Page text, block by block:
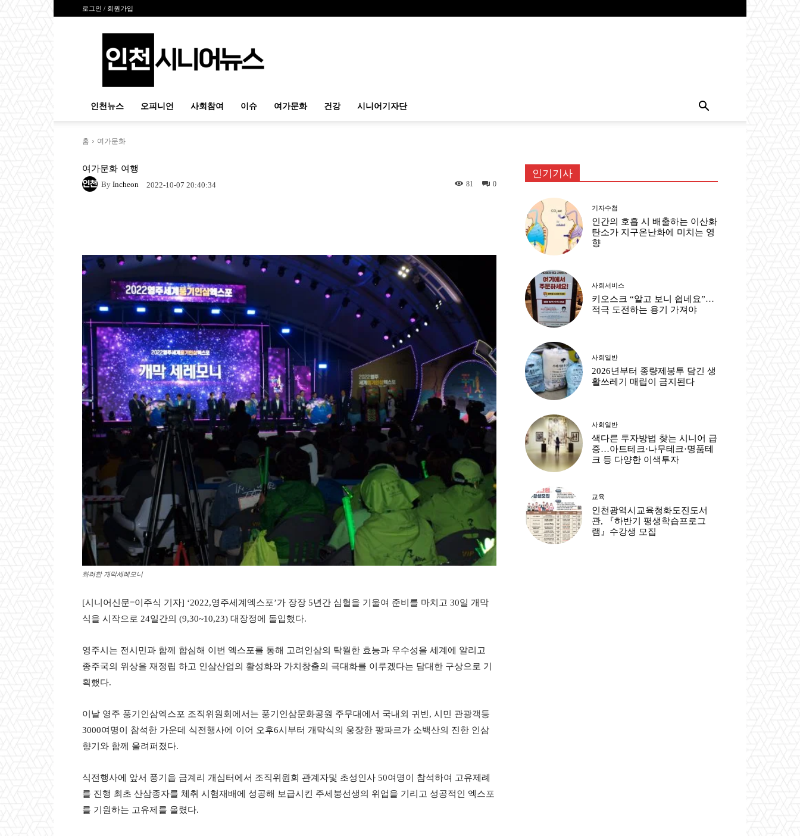
로그인 / 회원가입
시
인천뉴스 오피니언 사회참여 이슈 여가문화 건강 시니어기자단
홈 여가문화
여가문화 여행
By Incheon 2022-10-07 20:40:34 0
81
화려한 개막세레모니
[시니어신문=이주식 기자] ‘2022,영주세계엑스포’가 장장 5년간 심혈을 기울여 준비를 마치고 30일 개막
식을 시작으로 24일간의 (9,30~10,23) 대장정에 돌입했다.
영주시는 전시민과 함께 합심해 이번 엑스포를 통해 고려인삼의 탁월한 효능과 우수성을 세계에 알리고
종주국의 위상을 재정립 하고 인삼산업의 활성화와 가치창출의 극대화를 이루겠다는 담대한 구상으로 기
획했다.
이날 영주 풍기인삼엑스포 조직위원회에서는 풍기인삼문화공원 주무대에서 국내외 귀빈, 시민 관광객등
3000여명이 참석한 가운데 식전행사에 이어 오후6시부터 개막식의 웅장한 팡파르가 소백산의 진한 인삼
향기와 함께 울려퍼졌다.
식전행사에 앞서 풍기읍 금계리 개심터에서 조직위원회 관계자및 초성인사 50여명이 참석하여 고유제례
를 진행 최초 산삼종자를 체취 시험재배에 성공해 보급시킨 주세붕선생의 위업을 기리고 성공적인 엑스포
를 기원하는 고유제를 올렸다.
인기기사
기자수첩
인간의 호흡 시 배출하는 이산화
탄소가 지구온난화에 미치는 영
향
사회서비스
키오스크 “알고 보니 쉽네요”…
적극 도전하는 용기 가져야
사회일반
2026년부터 종량제봉투 담긴 생
활쓰레기 매립이 금지된다
사회일반
색다른 투자방법 찾는 시니어 급
증…아트테크·나무테크·명품테
크 등 다양한 이색투자
교육
인천광역시교육청화도진도서
관, 『하반기 평생학습프로그
램』수강생 모집